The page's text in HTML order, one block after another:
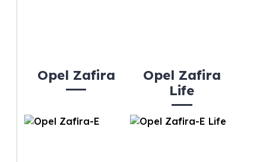
Opel Zafira
Opel Zafira
Life